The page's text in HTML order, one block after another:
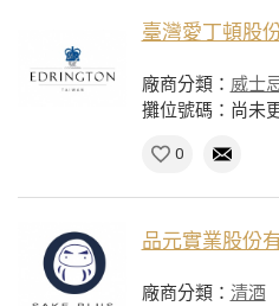
臺灣愛丁頓股
廠商分類： 威士
攤位號碼：尚未
0
品元實業股份
廠商分類： 清酒